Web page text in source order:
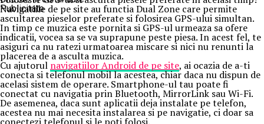
Navigatiile de pe site au functia Dual Zone care permite
ascultarea pieselor preferate si folosirea GPS-ului simultan.
In timp ce muzica este pornita si GPS-ul urmeaza sa ofere
indicatii, vocea sa se va suprapune peste piesa. In acest fel, te
asiguri ca nu ratezi urmatoarea miscare si nici nu renunti la
placerea de a asculta muzica.
Cu ajutorul navigatiilor Android de pe site, ai ocazia de a-ti
conecta si telefonul mobil la acestea, chiar daca nu dispun de
acelasi sistem de operare. Smartphone-ul tau poate fi
conectat cu navigatia prin Bluetooth, MirrorLink sau Wi-Fi.
De asemenea, daca sunt aplicatii deja instalate pe telefon,
acestea nu mai necesita instalarea si pe navigatie, ci doar sa
Publicitate